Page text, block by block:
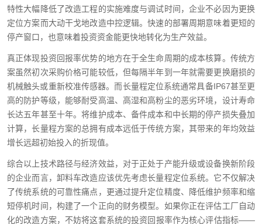
特性大幅降低了改造工程的实施难度与调试时间，企业不必因为更换
定位方案而大动干戈地改造中控逻辑。快速的部署周期意味着更短的
停产窗口，也意味着投资资金能更快地转化为生产效益。
真正体现投资回报率优势的地方在于全生命周期的成本核算。传统方
案虽然初次采购价格可能较低，但每隔半年到一年就需要更换磨损的
机械触头或重新校准传感器。而长量程定位系统通常具备IP67甚至更
高的防护等级，能够耐受高温、高湿和高粉尘的恶劣环境，设计寿命
长达五年甚至十年。将维护成本、备件成本和中长期的停产损失叠加
计算，长量程方案的总拥有成本远低于传统方案，其带来的年均效益
增长远超初始投入的折现值。
综合以上技术路径与经济效益，对于正处于产能升级或设备换新阶段
的企业而言，卸料车改造应该优先考虑长量程定位系统。它不仅解决
了传统系统的可靠性痛点，更通过提升定位精度、降低维护频率和缩
短停机时间，构建了一个正向的财务模型。如果你正在评估工厂自动
化的改造方案，不妨将这套系统的投资回报率作为核心评估指标——